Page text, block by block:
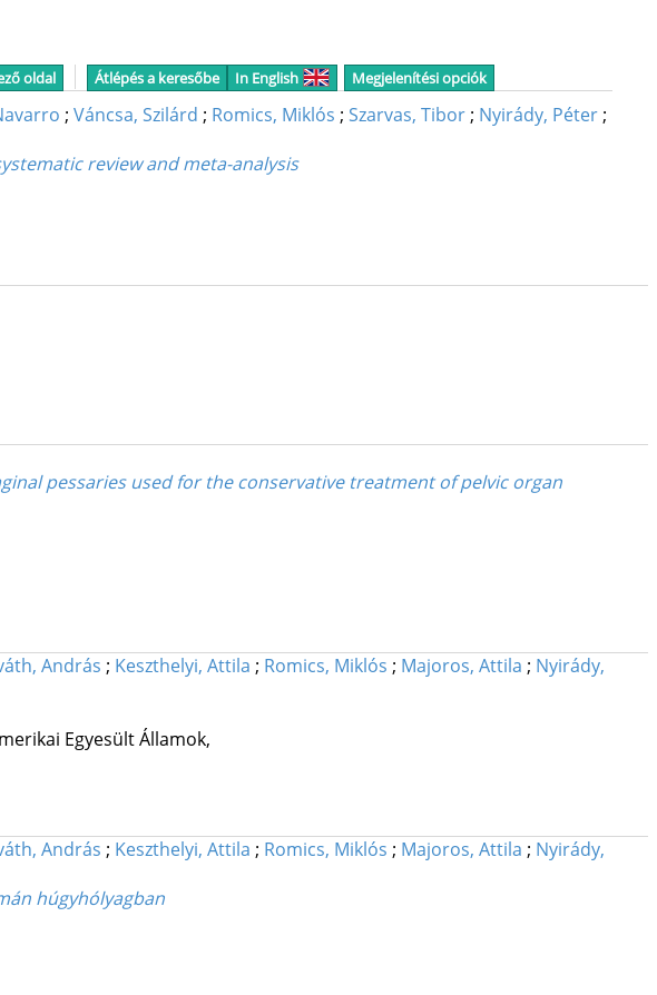
oldal Átlépés a keresőbe In English Megjelenítési opciók
; Váncsa, Szilárd ; Romics, Miklós ; Szarvas, Tibor; Nyirády, Péter;
review and meta-analysis
pessaries used for the conservative treatment of pelvic organ
András ; Keszthelyi, Attila ; Romics, Miklós ; Majoros, Attila ; Nyirády,
Egyesült Államok,
András ; Keszthelyi, Attila ; Romics, Miklós ; Majoros, Attila ; Nyirády,
húgyhólyagban